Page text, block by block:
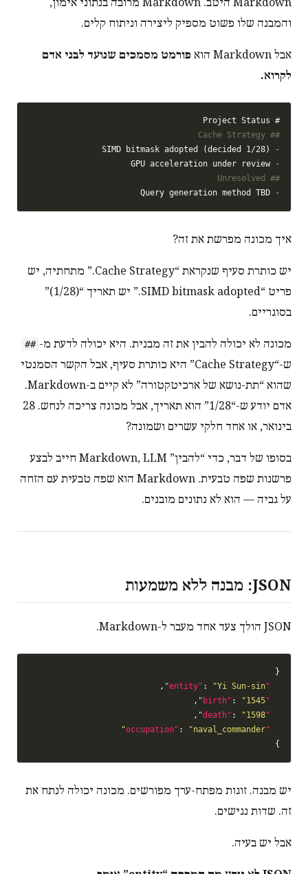
והמבנה שלו פשוט מספיק ליצירה וניתוח קלים.
אבל Markdown הוא
פורמט מסמכים שנועד לבני אדם
לקרוא.
# Project Status
## Cache Strategy
-
-
## Unresolved
-
איך מכונה מפרשת את זה?
יש כותרת סעיף שנקראת “Cache Strategy.” מתחתיה, יש
פריט “SIMD bitmask adopted.” יש תאריך “(1/28)”
בסוגריים.
מכונה לא יכולה להבין את זה מבנית. היא יכולה לדעת מ- ##
ש-“Cache Strategy” היא כותרת סעיף, אבל הקשר הסמנטי
שהוא “תת-נושא של ארכיטקטורה” לא קיים ב-Markdown.
אדם יודע ש-“1/28” הוא תאריך, אבל מכונה צריכה לנחש. 28
בינואר, או אחד חלקי עשרים ושמונה?
בסופו של דבר, כדי “להבין” Markdown, LLM חייב לבצע
פרשנות שפה טבעית. Markdown הוא שפה טבעית עם הזחה
על גביה — הוא לא נתונים מובנים.
JSON: מבנה ללא משמעות
JSON הולך צעד אחד מעבר ל-Markdown.
{
"entity"
: "Yi Sun-sin"
,
"birth"
: "1545"
,
"death"
: "1598"
,
"occupation"
:
"naval_commander"
}
יש מבנה. זוגות מפתח-ערך מפורשים. מכונה יכולה לנתח את
זה. שדות נגישים.
אבל יש בעיה.